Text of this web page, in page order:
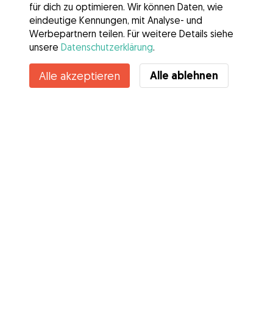
Kontakt
Kennst du die Vorteile von Gudog? Mehr sehen
für dich zu optimieren. Wir können Daten, wie
eindeutige Kennungen, mit Analyse- und
Werbepartnern teilen. Für weitere Details siehe
unsere Datenschutzerklärung.
Alle akzeptieren Alle ablehnen